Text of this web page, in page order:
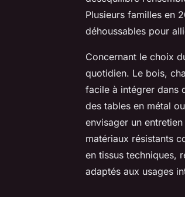
Plusieurs familles en
déhoussables pour
Concernant le choix
quotidien. Le bois,
facile à intégrer dans
des tables en métal
envisager un
matériaux résistants
en tissus techniques,
adaptés aux usages